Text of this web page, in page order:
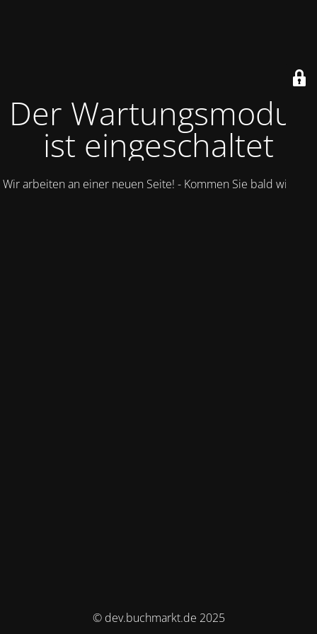
Der Wartungsmodus
ist eingeschaltet
Wir arbeiten an einer neuen Seite! - Kommen Sie bald wieder.
© dev.buchmarkt.de 2025